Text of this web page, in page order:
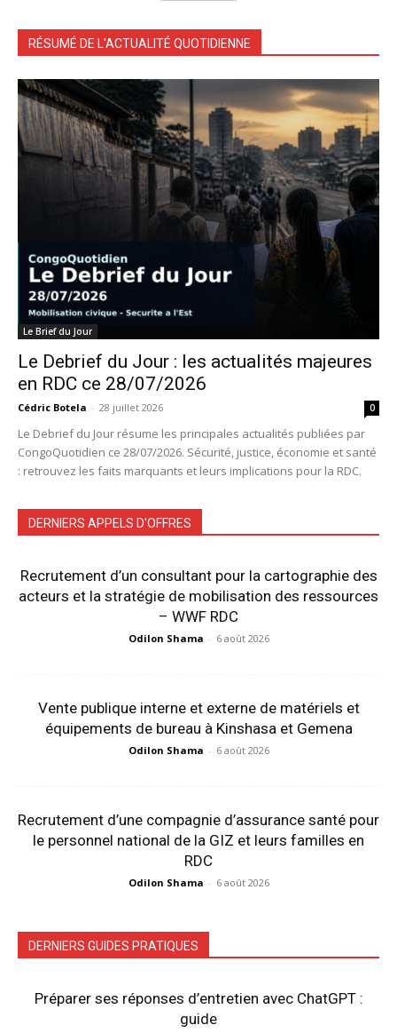
RÉSUMÉ DE L'ACTUALITÉ QUOTIDIENNE
Le Brief du Jour
Le Debrief du Jour : les actualités majeures
en RDC ce 28/07/2026
Cédric Botela - 28 juillet 2026 0
Le Debrief du Jour résume les principales actualités publiées par
CongoQuotidien ce 28/07/2026. Sécurité, justice, économie et santé
: retrouvez les faits marquants et leurs implications pour la RDC.
DERNIERS APPELS D'OFFRES
Recrutement d’un consultant pour la cartographie des
acteurs et la stratégie de mobilisation des ressources
– WWF RDC
Odilon Shama - 6 août 2026
Vente publique interne et externe de matériels et
équipements de bureau à Kinshasa et Gemena
Odilon Shama - 6 août 2026
Recrutement d’une compagnie d’assurance santé pour
le personnel national de la GIZ et leurs familles en
RDC
Odilon Shama - 6 août 2026
DERNIERS GUIDES PRATIQUES
Préparer ses réponses d’entretien avec ChatGPT :
guide